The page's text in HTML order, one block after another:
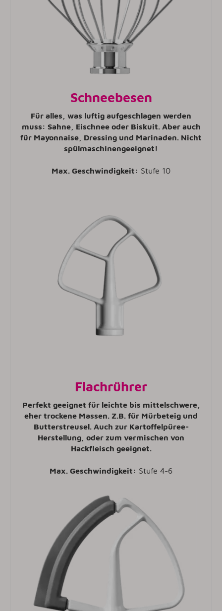
Schneebesen
Für alles, was luftig aufgeschlagen werden
muss: Sahne, Eischnee oder Biskuit. Aber auch
für Mayonnaise, Dressing und Marinaden. Nicht
spülmaschinengeeignet!
Max. Geschwindigkeit: Stufe 10
Flachrührer
Perfekt geeignet für leichte bis mittelschwere,
eher trockene Massen. Z.B. für Mürbeteig und
Butterstreusel. Auch zur Kartoffelpüree-
Herstellung, oder zum vermischen von
Hackfleisch geeignet.
Max. Geschwindigkeit: Stufe 4-6